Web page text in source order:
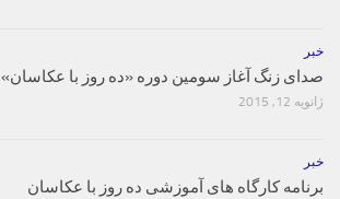
خبر
صدای زنگ آغاز سومین دوره «ده روز با عکاسان»
ژانویه 12, 2015
خبر
برنامه کارگاه های آموزشی ده روز با عکاسان